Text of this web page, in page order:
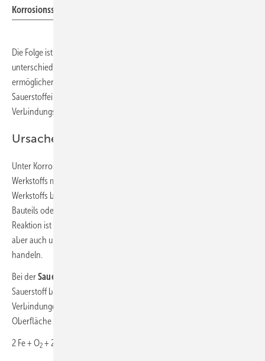
Korrosionsschaden an einem Verteiler (aufgeschnitten).
Die Folge ist ein bunter Materialmix metallischer Werkstoffe, welche
unterschiedlich auf die Wasserparameter reagieren. Ebenso
ermöglichen Presssysteme einen höheren permanenten
Sauerstoffeintrag in das System als stoffschlüssige
Verbindungstechniken und erhöhen somit das Korrosionspotenzial.
Ursachen der Korrosion
Unter Korrosion versteht man die Reaktion eines metallischen
Werkstoffs mit seiner Umgebung, die eine messbare Veränderung des
Werkstoffs bewirkt und zu einer Beeinträchtigung der Funktion eines
Bauteils oder des ganzen Systems führt (Korrosionsschaden). Diese
Reaktion ist in den meisten Fällen elektrochemischer Art. Es kann sich
aber auch um chemische oder um metallphysikalische Vorgänge
handeln.
Bei derSauerstoffkorrosion
Sauerstoff beispielsweise mit dem Eisen im Stahl und bildet lösliche
Verbindungen bzw. Metallsalze, was schließlich zur Beschädigung der
Oberfläche bis hin zu Durchbrüchen führt:
2 Fe + O2 + 2 H